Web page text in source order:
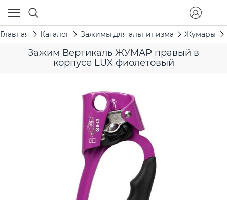
Главная Каталог Зажимы для альпинизма Жумары
Зажим Вертикаль ЖУМАР правый в
корпусе LUX фиолетовый